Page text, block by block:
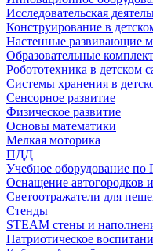
Исследовательская
Конструирование в
Настенные развивающие
Образовательные
Робототехника в детском
Системы хранения в
Сенсорное развитие
Физическое развитие
Основы математики
Мелкая моторика
ПДД
Учебное оборудование
Оснащение автогородков
Светоотражатели для
Стенды
STEAM стены и
Патриотическое